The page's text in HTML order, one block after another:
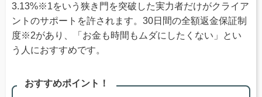
3.13%※1をいう狭き門を突破した実力者だけがクライア
ントのサポートを許されます。30日間の全額返金保証制
度※2があり、「お金も時間もムダにしたくない」とい
う人におすすめです。
おすすめポイント！